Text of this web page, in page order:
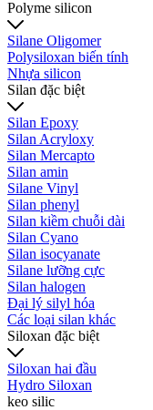
Polyme silicon
Silane Oligomer
Polysiloxan biến tính
Nhựa silicon
Silan đặc biệt
Silan Epoxy
Silan Acryloxy
Silan Mercapto
Silan amin
Silane Vinyl
Silan phenyl
Silan kiềm chuỗi dài
Silan Cyano
Silan isocyanate
Silane lưỡng cực
Silan halogen
Đại lý silyl hóa
Các loại silan khác
Siloxan đặc biệt
Siloxan hai đầu
Hydro Siloxan
keo silic